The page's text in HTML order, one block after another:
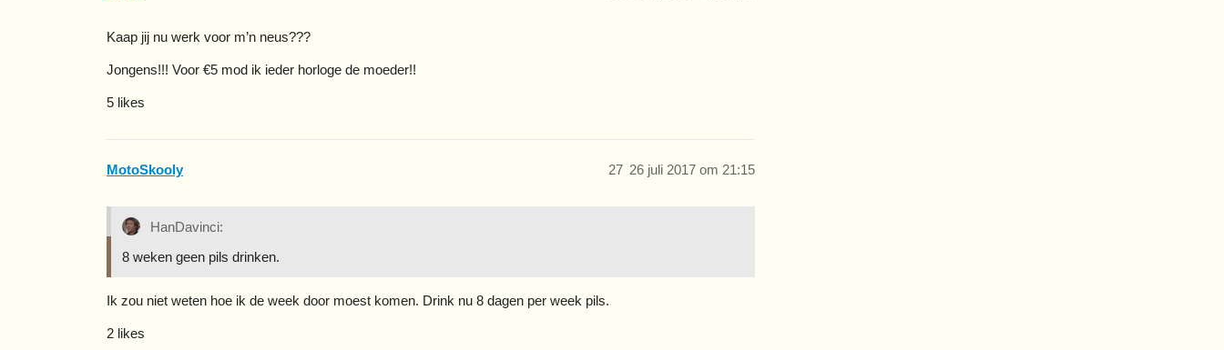
Kaap jij nu werk voor m’n neus???
Jongens!!! Voor €5 mod ik ieder horloge de moeder!!
5 likes
MotoSkooly 26 juli 2017 om 21:15
27
HanDavinci:
8 weken geen pils drinken.
Ik zou niet weten hoe ik de week door moest komen. Drink nu 8 dagen per week pils.
2 likes